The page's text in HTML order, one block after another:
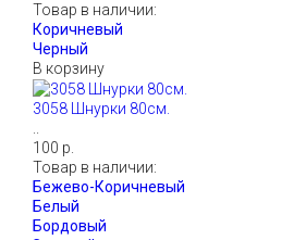
Товар в наличии:
В корзину
3058 Шнурки 80см.
..
100 р.
Товар в наличии: